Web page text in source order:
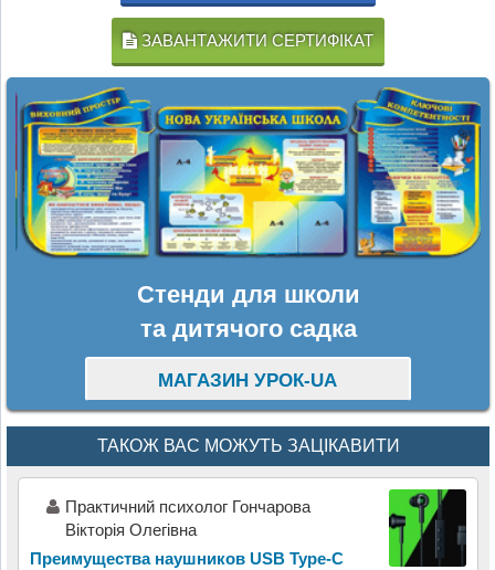
ЗАВАНТАЖИТИ СЕРТИФІКАТ
Стенди для школи
та дитячого садка
МАГАЗИН УРОК-UA
ТАКОЖ ВАС МОЖУТЬ ЗАЦІКАВИТИ
Практичний психолог Гончарова
Вікторія Олегівна
Преимущества наушников USB Type-C